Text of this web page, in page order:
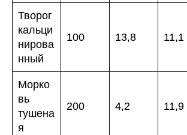
Творог
кальци
нирова
нный
100 13,8 11,1
Морко
вь
тушена
я
200 4,2 11,9